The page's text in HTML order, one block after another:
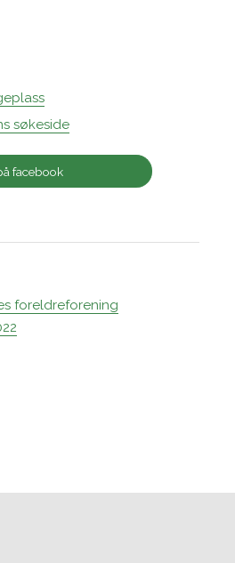
søkeside
facebook
foreldreforening